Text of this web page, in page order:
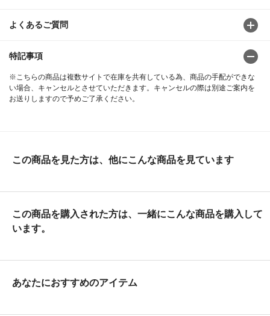
よくあるご質問
特記事項
※こちらの商品は複数サイトで在庫を共有している為、商品の手配ができな
い場合、キャンセルとさせていただきます。キャンセルの際は別途ご案内を
お送りしますので予めご了承ください。
この商品を見た方は、他にこんな商品を見ています
この商品を購入された方は、一緒にこんな商品を購入して
います。
あなたにおすすめのアイテム